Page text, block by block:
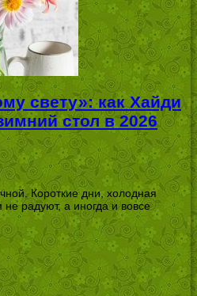
свету»: как Хайди
стол в 2026
Короткие дни, холодная
радуют, а иногда и вовсе